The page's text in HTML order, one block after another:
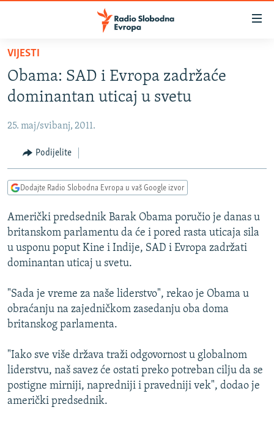
Pređite
glavni
sadržaj
na
navigaciju
Pređite
na
VIJESTI
BOSNA I HERCEGOVINA
KOSOVO
CRNA GORA
VIDEO
FOTOGALERIJE
INFOGRAFIKE
PODCASTI
RAT U UKRAJINI
KINA NA BALKANU
RSE PRIČE IZ SVIJETA
ISPRIČAJ MI
DNEVNO@RSE
SPECIJALI RSE
VIŠE OD NASLOVA
GENOCID U SREBRENICI
POPLAVE I KLIZIŠTA U BIH 2024.
PRATITE NAS
VIJESTI
Obama: SAD i Evropa zadržaće
dominantan uticaj u svetu
25. maj/svibanj, 2011.
Podijelite
Dodajte Radio Slobodna Evropa u vaš Google izvor
Američki predsednik Barak Obama poručio je danas u
britanskom parlamentu da će i pored rasta uticaja sila
u usponu poput Kine i Indije, SAD i Evropa zadržati
dominantan uticaj u svetu.
"Sada je vreme za naše liderstvo", rekao je Obama u
obraćanju na zajedničkom zasedanju oba doma
britanskog parlamenta.
"Iako sve više država traži odgovornost u globalnom
liderstvu, naš savez će ostati preko potreban cilju da se
postigne mirniji, napredniji i pravedniji vek", dodao je
američki predsednik.